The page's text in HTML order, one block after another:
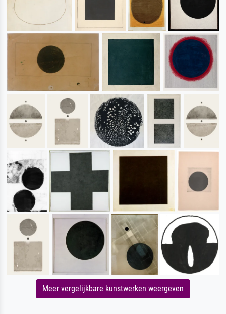
Meer vergelijkbare kunstwerken weergeven